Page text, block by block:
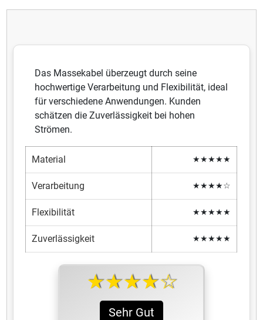
Das Massekabel überzeugt durch seine
hochwertige Verarbeitung und Flexibilität, ideal
für verschiedene Anwendungen. Kunden
schätzen die Zuverlässigkeit bei hohen
Strömen.
Material ★★★★★
Verarbeitung ★★★★☆
Flexibilität ★★★★★
Zuverlässigkeit ★★★★★
★★★★☆
Sehr Gut